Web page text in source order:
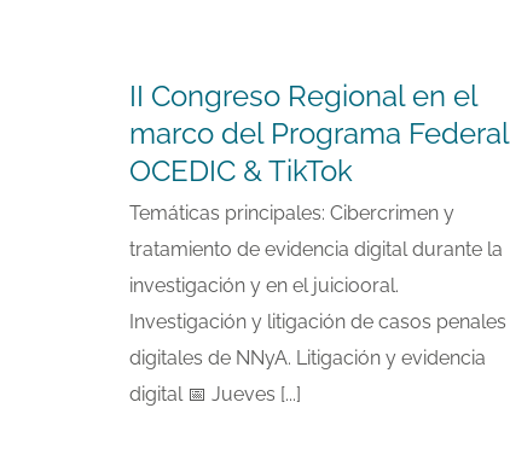
II Congreso Regional en el
marco del Programa Federal
OCEDIC & TikTok
Temáticas principales: Cibercrimen y
tratamiento de evidencia digital durante la
investigación y en el juiciooral.
Investigación y litigación de casos penales
digitales de NNyA. Litigación y evidencia
digital 📅 Jueves [...]